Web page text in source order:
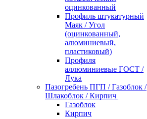
оцинкованный
Профиль штукатурный
Маяк / Угол
(оцинкованный,
алюминиевый,
пластиковый)
Профиля
аллюминиевые ГОСТ /
Лука
Пазогребень ПГП / Газоблок /
Шлакоблок / Кирпич
Газоблок
Кирпич